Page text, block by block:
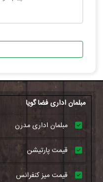
مبلمان اداری فضا گویا
مبلمان اداری مدرن
قیمت پارتیشن
قیمت میز کنفرانس